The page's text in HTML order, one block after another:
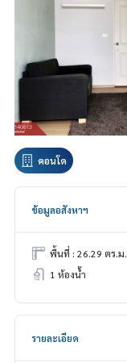
คอนโด
ข้อมูลอสังหาฯ
พื้นที่ : 26.29 ตร.ม.
1 ห้องน้ำ
รายละเอียด